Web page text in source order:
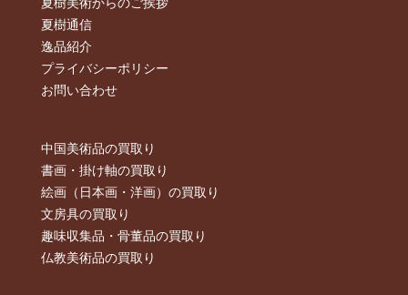
夏樹通信
逸品紹介
プライバシーポリシー
お問い合わせ
中国美術品の買取り
書画・掛け軸の買取り
絵画（日本画・洋画）の買取り
文房具の買取り
趣味収集品・骨董品の買取り
仏教美術品の買取り